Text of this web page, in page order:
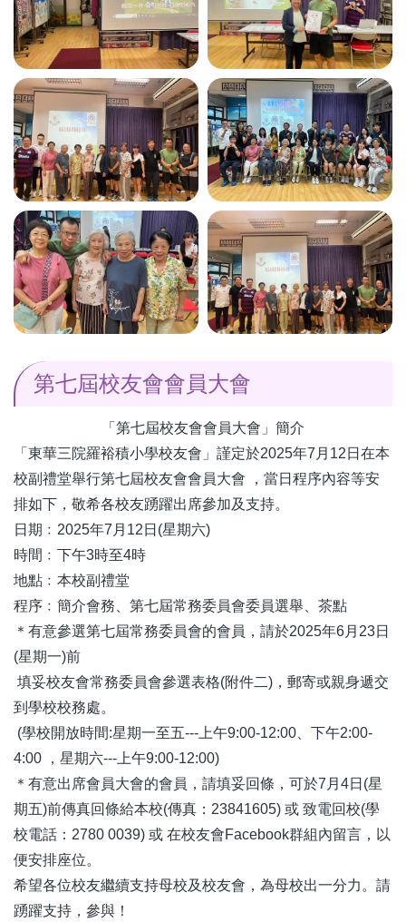
第七屆校友會會員大會
「第七屆校友會會員大會」簡介
「東華三院羅裕積小學校友會」謹定於2025年7月12日在本
校副禮堂舉行第七屆校友會會員大會 ，當日程序內容等安
排如下，敬希各校友踴躍出席參加及支持。
日期﹕2025年7月12日(星期六)
時間﹕下午3時至4時
地點﹕本校副禮堂
程序﹕簡介會務、第七屆常務委員會委員選舉、茶點
＊有意參選第七屆常務委員會的會員，請於2025年6月23日
(星期一)前
填妥校友會常務委員會參選表格(附件二)，郵寄或親身遞交
到學校校務處。
(學校開放時間:星期一至五---上午9:00-12:00、下午2:00-
4:00 ，星期六---上午9:00-12:00)
＊有意出席會員大會的會員，請填妥回條，可於7月4日(星
期五)前傳真回條給本校(傳真：23841605) 或 致電回校(學
校電話：2780 0039) 或 在校友會Facebook群組內留言，以
便安排座位。
希望各位校友繼續支持母校及校友會，為母校出一分力。請
踴躍支持，參與！